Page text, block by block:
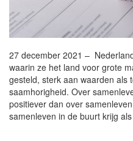
27 december 2021 –
waarin ze het land voor grote
gesteld, sterk aan waarden als
saamhorigheid. Over
positiever dan over
samenleven in de buurt krijg